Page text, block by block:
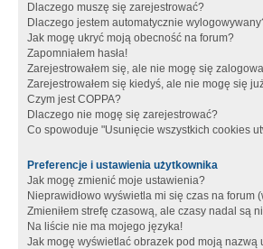
Dlaczego muszę się zarejestrować?
Dlaczego jestem automatycznie
Jak mogę ukryć moją obecność na forum?
Zapomniałem hasła!
Zarejestrowałem się, ale nie mogę się
Zarejestrowałem się kiedyś, ale nie mogę się
Czym jest COPPA?
Dlaczego nie mogę się zarejestrować?
Co spowoduje "Usunięcie wszystkich cookies
Preferencje i ustawienia użytkownika
Jak mogę zmienić moje ustawienia?
Nieprawidłowo wyświetla mi się czas na forum
Zmieniłem strefę czasową, ale czasy nadal są
Na liście nie ma mojego języka!
Jak mogę wyświetlać obrazek pod moją nazwą